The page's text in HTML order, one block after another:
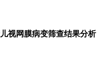
视网膜病变筛查结果分析